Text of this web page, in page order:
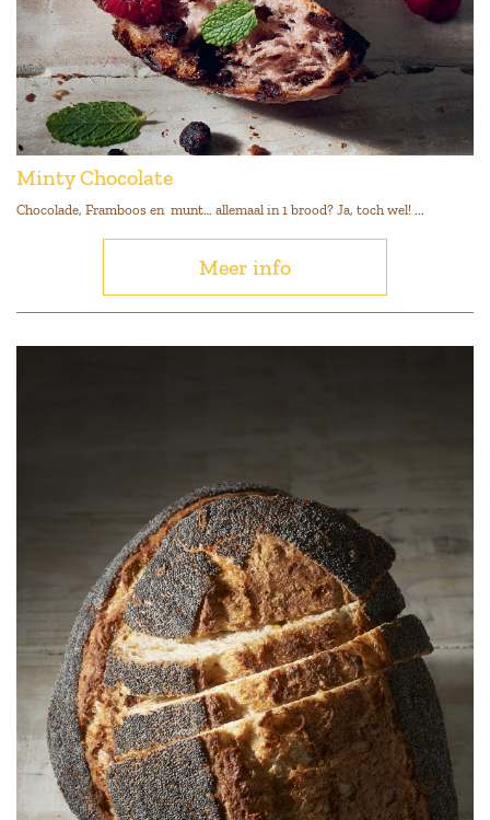
Minty Chocolate
Chocolade, Framboos en munt… allemaal in 1 brood? Ja, toch wel! ...
Meer info